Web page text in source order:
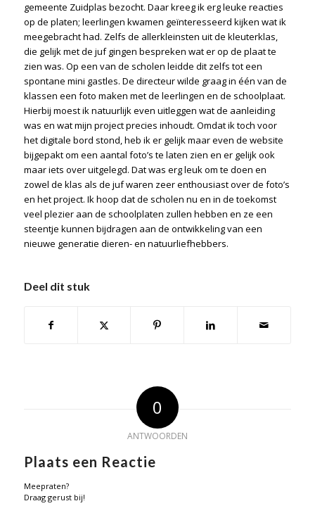
gemeente Zuidplas bezocht. Daar kreeg ik erg leuke reacties
op de platen; leerlingen kwamen geïnteresseerd kijken wat ik
meegebracht had. Zelfs de allerkleinsten uit de kleuterklas,
die gelijk met de juf gingen bespreken wat er op de plaat te
zien was. Op een van de scholen leidde dit zelfs tot een
spontane mini gastles. De directeur wilde graag in één van de
klassen een foto maken met de leerlingen en de schoolplaat.
Hierbij moest ik natuurlijk even uitleggen wat de aanleiding
was en wat mijn project precies inhoudt. Omdat ik toch voor
het digitale bord stond, heb ik er gelijk maar even de website
bijgepakt om een aantal foto’s te laten zien en er gelijk ook
maar iets over uitgelegd. Dat was erg leuk om te doen en
zowel de klas als de juf waren zeer enthousiast over de foto’s
en het project. Ik hoop dat de scholen nu en in de toekomst
veel plezier aan de schoolplaten zullen hebben en ze een
steentje kunnen bijdragen aan de ontwikkeling van een
nieuwe generatie dieren- en natuurliefhebbers.
Deel dit stuk
0
ANTWOORDEN
Plaats een Reactie
Meepraten?
Draag gerust bij!